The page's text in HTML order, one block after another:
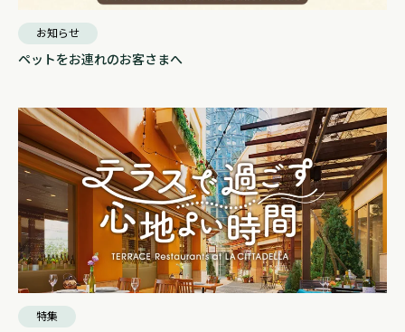
お知らせ
ペットをお連れのお客さまへ
特集